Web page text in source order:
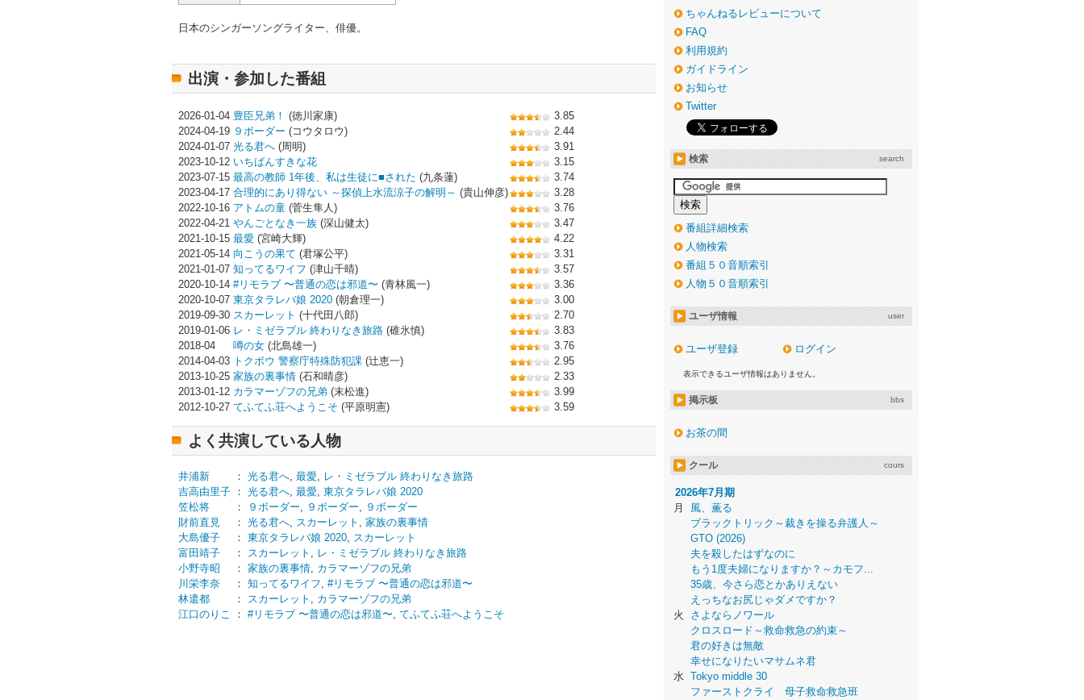
日本のシンガーソングライター、俳優。
出演・参加した番組
2026-01-04 豊臣兄弟！ (徳川家康)
3.85
2024-04-19 ９ボーダー (コウタロウ)
2.44
2024-01-07 光る君へ (周明)
3.91
2023-10-12 いちばんすきな花
3.15
2023-07-15 最高の教師 1年後、私は生徒に■された (九条蓮)
3.74
2023-04-17 合理的にあり得ない ～探偵上水流涼子の解明～ (貴山伸彦)
3.28
2022-10-16 アトムの童 (菅生隼人)
3.76
2022-04-21 やんごとなき一族 (深山健太)
3.47
2021-10-15 最愛 (宮崎大輝)
4.22
2021-05-14 向こうの果て (君塚公平)
3.31
2021-01-07 知ってるワイフ (津山千晴)
3.57
2020-10-14 #リモラブ 〜普通の恋は邪道〜 (青林風一)
3.36
2020-10-07 東京タラレバ娘 2020 (朝倉理一)
3.00
2019-09-30 スカーレット (十代田八郎)
2.70
2019-01-06 レ・ミゼラブル 終わりなき旅路 (碓氷慎)
3.83
2018-04
噂の女 (北島雄一)
3.76
2014-04-03 トクボウ 警察庁特殊防犯課 (辻恵一)
2.95
2013-10-25 家族の裏事情 (石和晴彦)
2.33
2013-01-12 カラマーゾフの兄弟 (末松進)
3.99
2012-10-27 てふてふ荘へようこそ (平原明憲) 3.59
よく共演している人物
井浦新 ： 光る君へ, 最愛, レ・ミゼラブル 終わりなき旅路
吉高由里子 ： 光る君へ, 最愛, 東京タラレバ娘 2020
笠松将
： ９ボーダー, ９ボーダー, ９ボーダー
財前直見
： 光る君へ, スカーレット , 家族の裏事情
大島優子
： 東京タラレバ娘 2020, スカーレット
富田靖子
： スカーレット , レ・ミゼラブル 終わりなき旅路
小野寺昭
： 家族の裏事情, カラマーゾフの兄弟
川栄李奈
： 知ってるワイフ, #リモラブ 〜普通の恋は邪道〜
林遣都
： スカーレット , カラマーゾフの兄弟
江口のりこ
： #リモラブ 〜普通の恋は邪道〜, てふてふ荘へようこそ
ちゃんねるレビューについて
FAQ
利用規約
ガイドライン
お知らせ
Twitter
検索 search
番組詳細検索
人物検索
番組５０音順索引
人物５０音順索引
ユーザ情報 user
ユーザ登録 ログイン
表示できるユーザ情報はありません。
掲示板 bbs
お茶の間
クール cours
2026年7月期
月
風、薫る
ブラックトリック～裁きを操る弁護人～
GTO (2026)
夫を殺したはずなのに
もう1度夫婦になりますか？～カモフ...
35歳、今さら恋とかありえない
えっちなお尻じゃダメですか？
火
さよならノワール
クロスロード～救命救急の約束～
君の好きは無敵
幸せになりたいマサムネ君
水 Tokyo middle 30
ファーストクライ 母子救命救急班